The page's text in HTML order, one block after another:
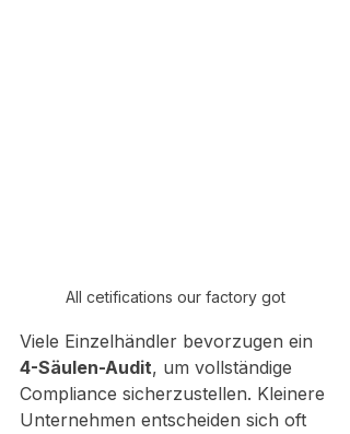
All cetifications our factory got
Viele Einzelhändler bevorzugen ein
4-Säulen-Audit, um vollständige
Compliance sicherzustellen. Kleinere
Unternehmen entscheiden sich oft